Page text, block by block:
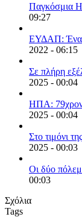
Παγκόσμια
09:27
ΕΥΔΑΠ: Ένα
2022 - 06:15
Σε πλήρη
2025 - 00:04
ΗΠΑ:
2025 - 00:04
Στο τιμόνι
2025 - 00:03
Οι δύο
00:03
Σχόλια
Tags